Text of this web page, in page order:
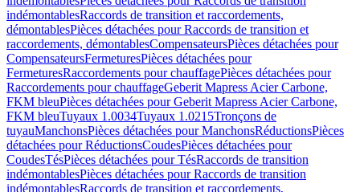
indémontablesRaccords de transition et raccordements,
démontablesPièces détachées pour Raccords de transition et
raccordements, démontablesCompensateursPièces détachées pour
CompensateursFermeturesPièces détachées pour
FermeturesRaccordements pour chauffagePièces détachées pour
Raccordements pour chauffageGeberit Mapress Acier Carbone,
FKM bleuPièces détachées pour Geberit Mapress Acier Carbone,
FKM bleuTuyaux 1.0034Tuyaux 1.0215Tronçons de
tuyauManchonsPièces détachées pour ManchonsRéductionsPièces
détachées pour RéductionsCoudesPièces détachées pour
CoudesTésPièces détachées pour TésRaccords de transition
indémontablesPièces détachées pour Raccords de transition
indémontablesRaccords de transition et raccordements,